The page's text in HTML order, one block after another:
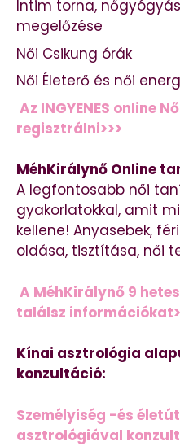
Intim torna,
megelőzése
Női Csikung órák
Női Életerő és női
Az INGYENES online
regisztrálni>>>
MéhKirálynő Online
A legfontosabb női
gyakorlatokkal, amit
kellene! Anyasebek,
oldása, tisztítása, női
A MéhKirálynő 9
találsz
Kínai asztrológia
konzultáció:
Személyiség -és
asztrológiával